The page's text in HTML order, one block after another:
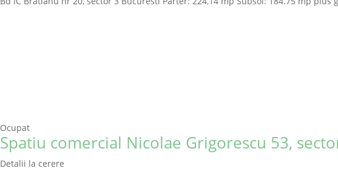
Ocupat
Spatiu comercial Nicolae Grigorescu 53,
Detalii la cerere